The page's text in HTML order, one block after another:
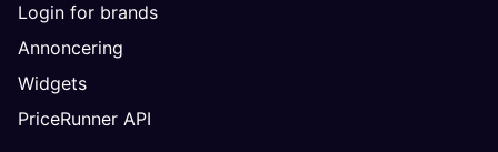
Login for brands
Annoncering
Widgets
PriceRunner API